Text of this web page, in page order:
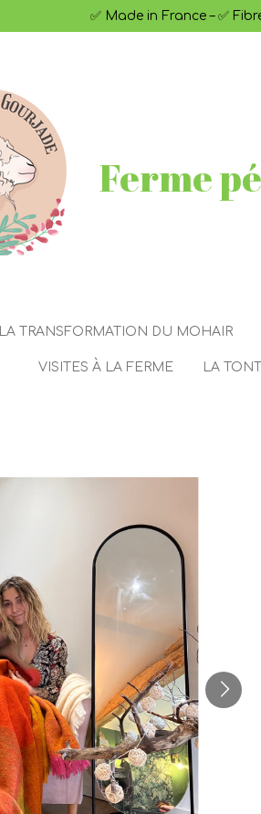
✅ Made in France – ✅
Ferme
LA TRANSFORMATION DU MOHAIR
VISITES À LA FERME LA